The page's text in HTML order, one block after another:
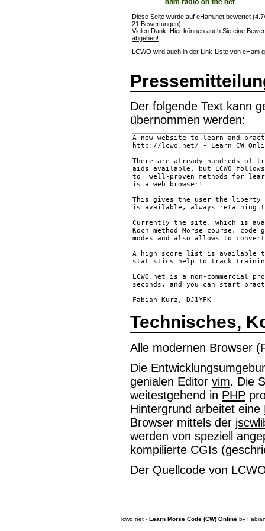
Diese Seite wurde auf eHam.net bewertet
21 Bewertungen).
Vielen Dank! Hier können auch Sie eine
abgeben!
LCWO wird auch in der Link-Liste von eHam
Der folgende Text kann
übernommen werden:
A new website to learn and
http://lcwo.net/ - Learn CW
There are already hundreds of
aids available, but LCWO
to  well-proven methods for
is a web browser!
This gives the user the liberty
is available, always retaining
Currently the site, which is
Koch method Morse course,
modes and also allows to
A high score list is available
statistics help to track
LCWO.net is a non-commercial
seconds, and you can start
Technisches,
Alle modernen Browser
Die
genialen Editor vim. Die
weitestgehend in PHP
Hintergrund arbeitet eine
Browser mittels der
werden von speziell
kompilierte CGIs
Der Quellcode von
lcwo.net - Learn Morse Code (CW) Online by